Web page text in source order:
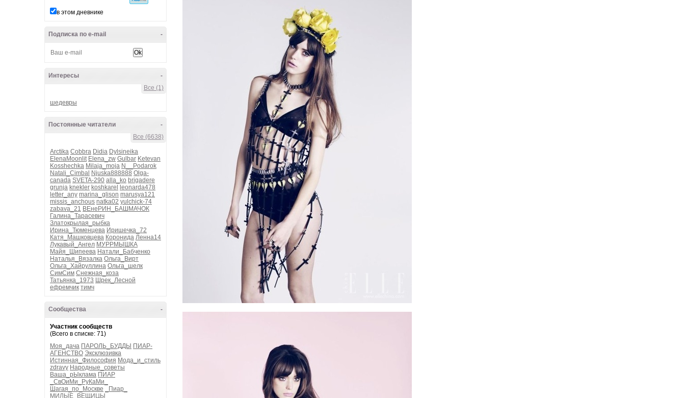
в этом дневнике
-
Подписка по e-mail
-
Интересы
Все (1)
шедевры
-
Постоянные читатели
Все (6638)
Arctika Cobbra Didia Dylsineika
ElenaMoonlit Elena_zw Gulbar Ketevan
Kosshechka Milaja_moja N__Podarok
Natali_Cimbal Njuska888888 Olga-
canada SVETA-290 alla_ko brigadere
grunja knekler koshkarel
leonarda478
letter_any marina_glison marusya121
missis_anchous natka02 yulchick-74
zabava_21 ВЕнеРИН_БАШМАЧОК
Галина_Тарасевич
Златокрылая_рыбка
Ирина_Тюменцева Иришечка_72
Катя_Машковцева Коронида Ленна14
Лукавый_Ангел МУРРМЫШКА
Майя_Шипеева Натали_Бабченко
Наталья_Вязалка Ольга_Вирт
Ольга_Хайруллина Ольга_шелк
СимСим Снежная_коза
Татьянка_1973 Шрек_Лесной
ефремчик тимч
-
Сообщества
Участник сообществ
(Всего в списке: 71)
Моя_дача ПАРОЛЬ_БУДДЫ ПИАР-
АГЕНСТВО Эксклюзивка
Истинная_Философия Мода_и_стиль
zdravy Народные_советы
Ваша_рЫклама ПИАР
_СвОиМи_РуКаМи_
Шагая_по_Москве
_Пиар_
МИЛЫЕ_ВЕЩИЦЫ